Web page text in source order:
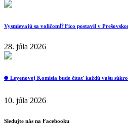
Vysmievajú sa voličom⁉️ Fico postavil v
28. júla 2026
⛔️ Leyenovej Komisia bude čítať každú vašu
10. júla 2026
Sledujte nás na Facebooku